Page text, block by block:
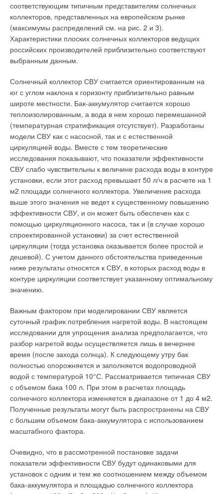
соответствующим типичным представителям солнечных
коллекторов, представленных на европейском рынке
(максимумы распределений см. на рис. 2 и 3).
Характеристики плоских солнечных коллекторов ведущих
российских производителей приблизительно соответствуют
выбранным данным.
Солнечный коллектор СВУ считается ориентированным на
юг с углом наклона к горизонту приблизительно равным
широте местности. Бак-аккумулятор считается хорошо
теплоизолированным, а вода в нем хорошо перемешанной
(температурная стратификация отсутствует). Разработаны
модели СВУ как с насосной, так и с естественной
циркуляцией воды. Вместе с тем теоретические
исследования показывают, что показатели эффективности
СВУ слабо чувствительны к величине расхода воды в контуре
установки, если этот расход превышает 50 л/ч в расчете на 1
м2 площади солнечного коллектора. Увеличение расхода
выше этого значения не ведет к существенному повышению
эффективности СВУ, и он может быть обеспечен как с
помощью циркуляционного насоса, так и (в случае хорошо
спроектированной установки) за счет естественной
циркуляции (тогда установка оказывается более простой и
дешевой). С учетом данного обстоятельства приведенные
ниже результаты относятся к СВУ, в которых расход воды в
контуре циркуляции соответствует указанному оптимальному
значению.
Важным фактором при моделировании СВУ является
суточный график потребления нагретой воды. В настоящем
исследовании для упрощения анализа предполагается, что
разбор нагретой воды осуществляется лишь в вечернее
время (после захода солнца). К следующему утру бак
полностью опорожняется и заполняется водопроводной
водой с температурой 10°С. Рассматривается типичная СВУ
с объемом бака 100 л. При этом в расчетах площадь
солнечного коллектора изменяется в диапазоне от 1 до 4 м2.
Полученные результаты могут быть распространены на СВУ
с большим объемом бака-аккумулятора с использованием
масштабного фактора.
Очевидно, что в рассмотренной постановке задачи
показатели эффективности СВУ будут одинаковыми для
установок с одним и тем же соотношением между объемом
бака-аккумулятора и площадью солнечного коллектора
Фазовые переходы 1 рода
Фазовые переходы первого рода (ФП1) протекают с
изменением агрегатного состояния вещества: плавление–
затвердевание (кристаллизация), испарение–конденсация,
растворение–кристаллизация, сублимация–кристаллизация.
Точка перехода ФП1 характеризуется:
скачкообразным изменением значений
характеристических функций и физических свойств
системы;
наличием разрыва первых производных
характеристических функций и свойств системы
(теплоемкость, вязкость, плотность, энтропия, энтальпия,
изобарно-изотермический потенциал и т.д.) по
физическим параметрам (температура, давление,
интенсивность электрического, магнитного или
гравитационного поля и т.д.);
наличием области метастабильного состояния.
Кристаллизация — типичный пример фазового перехода
первого рода, сопровождающегося изменением агрегатного
состояния вещества [4]: жидкое (раствор, расплав)
становится твердым. Кристаллизация широко используется
при очистке воды и водоподготовке. Вывести загрязняющий
воду ион можно, если перевести его в малорастворимое
химическое соединение. Кристаллизация — обычный прием
очистки водных растворов от ионов кальция, магния, железа,
Вода природных источников водоснабжения очень
отличается по содержанию солей кальция и магния, так
называемых солей жесткости. В речной воде, например,
днепровской, суммарная концентрация ионов кальция и
магния не превышает 7 мг÷экв/л, в то время как вода рек
Невы и Амазонки содержит не более 1,5 мг÷экв/л. В воде
артезианских скважин, используемых как источник
водоснабжения, суммарная концентрация солей жесткости
может доходить до 20 мг÷экв/л, а в морской воде — до 40
мг÷экв/л. Растворимость карбоната кальция, образующегося
мг÷экв/л. Растворимость гидроокиси магния составляет 1,88
мг÷экв/л, гидроксида железа — 0,007 мг÷экв/л. Магний в
водном растворе при наличии карбонат-иона или контакте с
углекислотой воздуха образует целый ряд двойных солей и